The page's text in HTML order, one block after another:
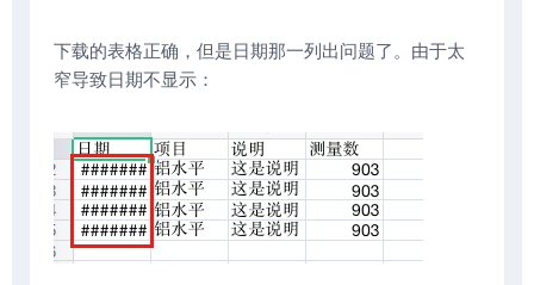
下载的表格正确，但是日期那一列出问题了。由于太
窄导致日期不显示：